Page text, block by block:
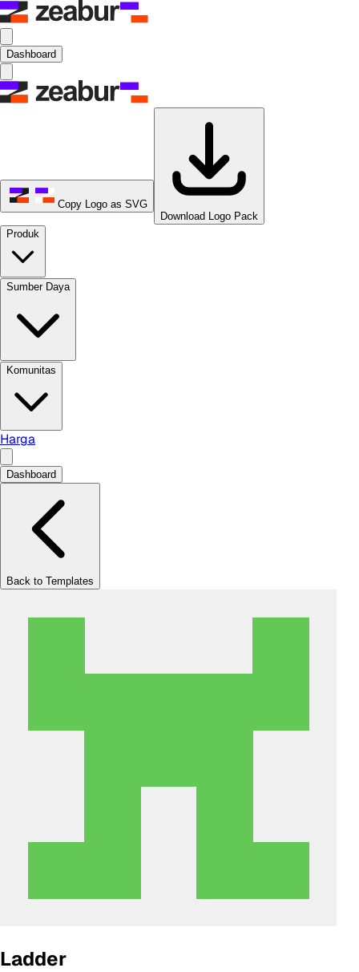
Dashboard
Copy Logo as SVG
Download Logo Pack
Produk
Sumber Daya
Komunitas
Harga
Dashboard
Back to Templates
Ladder